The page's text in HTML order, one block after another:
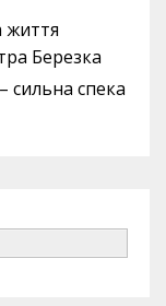
життя
Березка
сильна спека